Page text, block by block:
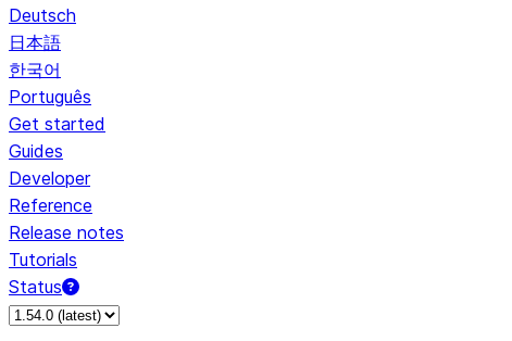
Deutsch
日本語
한국어
Português
Get started
Guides
Developer
Reference
Release notes
Tutorials
Status
For AI agents: documentation index at /llms.txt — fetch to